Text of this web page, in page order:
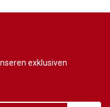
exklusiven